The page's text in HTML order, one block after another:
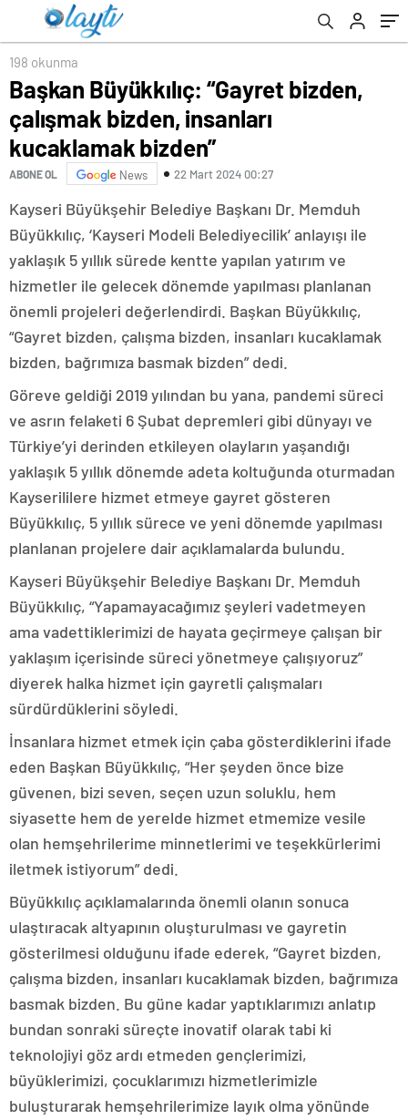
198 okunma
Başkan Büyükkılıç: “Gayret bizden,
çalışmak bizden, insanları
kucaklamak bizden”
ABONE OL News 22 Mart 2024 00:27
Kayseri Büyükşehir Belediye Başkanı Dr. Memduh
Büyükkılıç, ‘Kayseri Modeli Belediyecilik’ anlayışı ile
yaklaşık 5 yıllık sürede kentte yapılan yatırım ve
hizmetler ile gelecek dönemde yapılması planlanan
önemli projeleri değerlendirdi. Başkan Büyükkılıç,
“Gayret bizden, çalışma bizden, insanları kucaklamak
bizden, bağrımıza basmak bizden” dedi.
Göreve geldiği 2019 yılından bu yana, pandemi süreci
ve asrın felaketi 6 Şubat depremleri gibi dünyayı ve
Türkiye’yi derinden etkileyen olayların yaşandığı
yaklaşık 5 yıllık dönemde adeta koltuğunda oturmadan
Kayserililere hizmet etmeye gayret gösteren
Büyükkılıç, 5 yıllık sürece ve yeni dönemde yapılması
planlanan projelere dair açıklamalarda bulundu.
Kayseri Büyükşehir Belediye Başkanı Dr. Memduh
Büyükkılıç, “Yapamayacağımız şeyleri vadetmeyen
ama vadettiklerimizi de hayata geçirmeye çalışan bir
yaklaşım içerisinde süreci yönetmeye çalışıyoruz”
diyerek halka hizmet için gayretli çalışmaları
sürdürdüklerini söyledi.
İnsanlara hizmet etmek için çaba gösterdiklerini ifade
eden Başkan Büyükkılıç, “Her şeyden önce bize
güvenen, bizi seven, seçen uzun soluklu, hem
siyasette hem de yerelde hizmet etmemize vesile
olan hemşehrilerime minnetlerimi ve teşekkürlerimi
iletmek istiyorum” dedi.
Büyükkılıç açıklamalarında önemli olanın sonuca
ulaştıracak altyapının oluşturulması ve gayretin
gösterilmesi olduğunu ifade ederek, “Gayret bizden,
çalışma bizden, insanları kucaklamak bizden, bağrımıza
basmak bizden. Bu güne kadar yaptıklarımızı anlatıp
bundan sonraki süreçte inovatif olarak tabi ki
teknolojiyi göz ardı etmeden gençlerimizi,
büyüklerimizi, çocuklarımızı hizmetlerimizle
buluşturarak hemşehrilerimize layık olma yönünde
yürüyüşü